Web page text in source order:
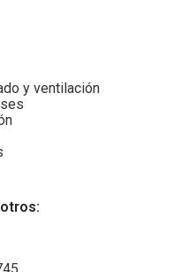
y ventilación